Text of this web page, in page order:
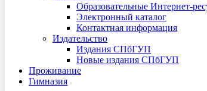
Образовательные Интернет-
Электронный каталог
Контактная информация
Издательство
Издания СПбГУП
Новые издания СПбГУП
Проживание
Гимназия